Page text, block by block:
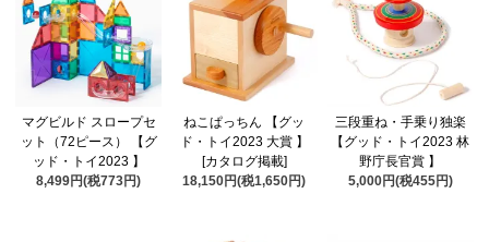
マグビルド スロープセ
ット（72ピース） 【グ
ッド・トイ2023 】
8,499円(税773円)
ねこぱっちん 【グッ
ド・トイ2023 大賞 】
[カタログ掲載]
18,150円(税1,650円)
三段重ね・手乗り独楽
【グッド・トイ2023 林
野庁長官賞 】
5,000円(税455円)